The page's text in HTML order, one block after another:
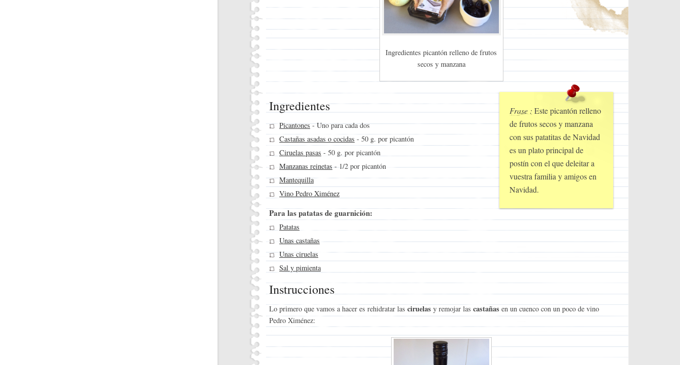
Ingredientes picantón relleno de frutos
secos y manzana
Frase : Este picantón relleno
de frutos secos y manzana
con sus patatitas de Navidad
es un plato principal de
postín con el que deleitar a
vuestra familia y amigos en
Navidad.
Ingredientes
Picantones- Uno para cada dos
Castañas asadas o cocidas - 50 g. por picantón
Ciruelas pasas - 50 g. por picantón
Manzanas reinetas - 1/2 por picantón
Mantequilla
Vino Pedro Ximénez
Para las patatas de guarnición:
Patatas
Unas castañas
Unas ciruelas
Sal y pimienta
Instrucciones
Lo primero que vamos a hacer es rehidratar las ciruelas y remojar las castañas en un cuenco con un poco de vino
Pedro Ximénez: